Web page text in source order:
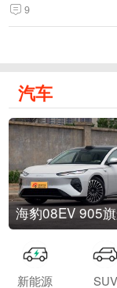
9
汽车
海豹08EV 905
新能源 SUV